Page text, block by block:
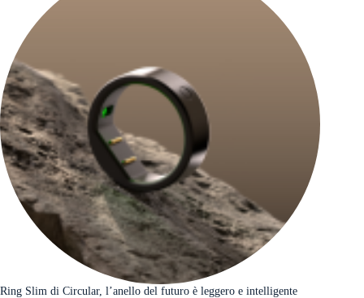
Ring Slim di Circular, l’anello del futuro è leggero e intelligente